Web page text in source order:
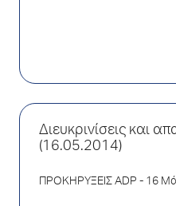
Διευκρινίσεις και
(16.05.2014)
ΠΡΟΚΗΡΥΞΕΙΣ ADP - 16